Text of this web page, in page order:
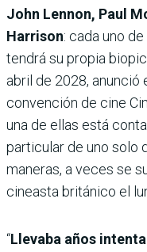
John Lennon, Paul
Harrison: cada uno
tendrá su propia
abril de 2028,
convención de cine
una de ellas está
particular de uno solo
maneras, a veces se
cineasta británico el
“Llevaba años